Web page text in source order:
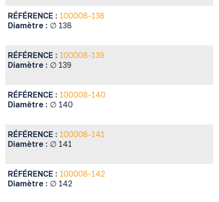
RÉFÉRENCE : 100008-138
Diamètre : ∅ 138
RÉFÉRENCE : 100008-139
Diamètre : ∅ 139
RÉFÉRENCE : 100008-140
Diamètre : ∅ 140
RÉFÉRENCE : 100008-141
Diamètre : ∅ 141
RÉFÉRENCE : 100008-142
Diamètre : ∅ 142